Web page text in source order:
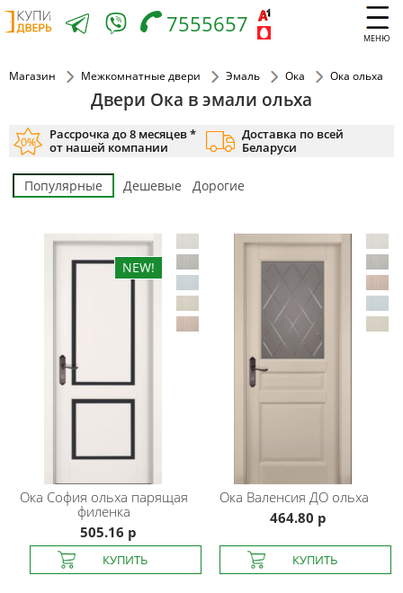
МЕНЮ
7555657
Магазин Межкомнатные двери Эмаль Ока Ока ольха
Двери Ока в эмали ольха
Рассрочка до 8 месяцев *
от нашей компании
Доставка по всей
Беларуси
Популярные Дешевые Дорогие
Ока София ольха парящая
филенка
505.16 р
Ока Валенсия ДО ольха
464.80 р